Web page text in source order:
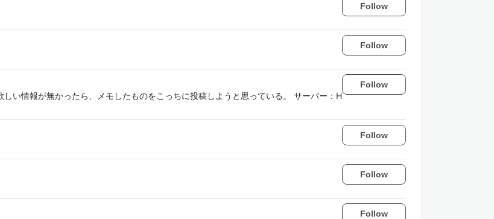
Follow
Follow
い情報が無かったら、メモしたものをこっちに投稿しようと思っている。 サーバー：H
Follow
Follow
Follow
Follow